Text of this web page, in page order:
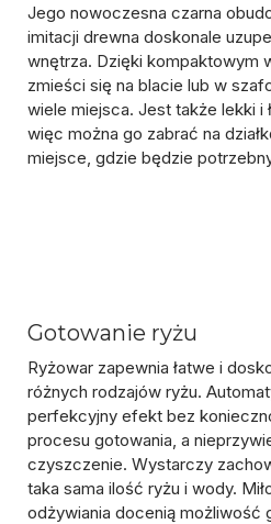
Jego nowoczesna czarna
imitacji drewna doskonale
wnętrza. Dzięki kompaktowym
zmieści się na blacie lub w
wiele miejsca. Jest także lekki i
więc można go zabrać na
miejsce, gdzie będzie
Gotowanie ryżu
Ryżowar zapewnia łatwe i
różnych rodzajów ryżu.
perfekcyjny efekt bez
procesu gotowania, a
czyszczenie. Wystarczy
taka sama ilość ryżu i wody.
odżywiania docenią możliwość